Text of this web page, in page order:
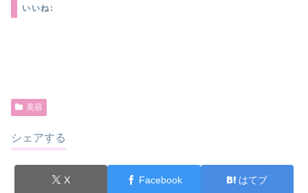
いいね:
美容
シェアする
X Facebook はてブ